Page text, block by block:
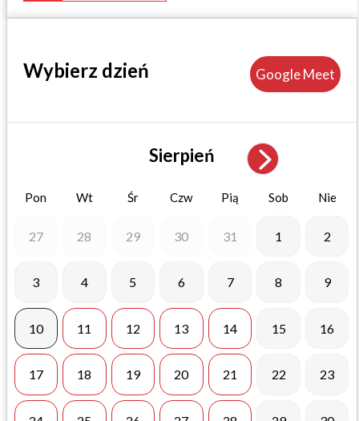
Wybierz dzień Google Meet
Sierpień
Pon Wt Śr Czw Pią Sob Nie
27 28 29 30 31 1 2
3 4 5 6 7 8 9
10 11 12 13 14 15 16
17 18 19 20 21 22 23